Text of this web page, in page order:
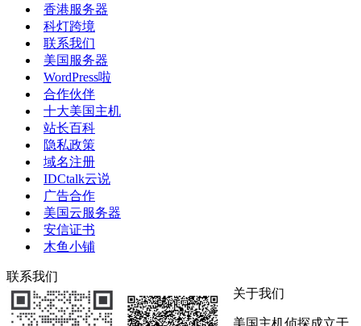
香港服务器
科灯跨境
联系我们
美国服务器
WordPress啦
合作伙伴
十大美国主机
站长百科
隐私政策
域名注册
IDCtalk云说
广告合作
美国云服务器
安信证书
木鱼小铺
联系我们
关于我们
美国主机侦探成立于